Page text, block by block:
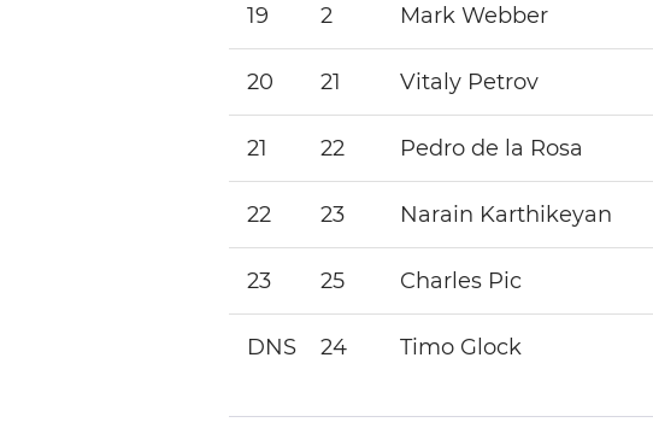
19 2 Mark Webber
20 21 Vitaly Petrov
21 22 Pedro de la Rosa
22 23 Narain Karthikeyan
23 25 Charles Pic
DNS 24 Timo Glock